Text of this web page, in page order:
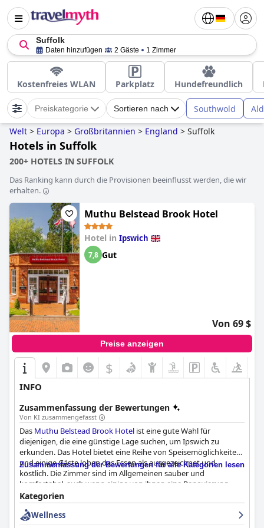
Suffolk
Daten hinzufügen 2 Gäste 1 Zimmer
Kostenfreies WLAN Parkplatz Hundefreundlich
Preiskategorie Sortieren nach Southwold
Welt > Europa > Großbritannien > England > Suffolk
Hotels in Suffolk
200+ HOTELS IN SUFFOLK
Das Ranking kann durch die Provisionen beeinflusst werden, die wir
erhalten.
Muthu Belstead Brook Hotel
Hotel in Ipswich
7,8 Gut
Von 69 $
Preise anzeigen
$
INFO
Zusammenfassung der Bewertungen
Von KI zusammengefasst
Das Muthu Belstead Brook Hotel ist eine gute Wahl für
diejenigen, die eine günstige Lage suchen, um Ipswich zu
erkunden. Das Hotel bietet eine Reihe von Speisemöglichkeiten
und einige Gäste loben das Essen als ausgezeichnet und
köstlich. Die Zimmer sind im Allgemeinen sauber und
komfortabel, auch wenn einige von ihnen eine Renovierung
nötig haben könnten. Das Personal ist freundlich und
zuvorkommend, und die Spa- und Poolanlagen werden von den
Gästen sehr gelobt. Das Parken ist einfach und problemlos, und
Zusammenfassung der Bewertungen für alle Kategorien lesen
Kategorien
Wellness